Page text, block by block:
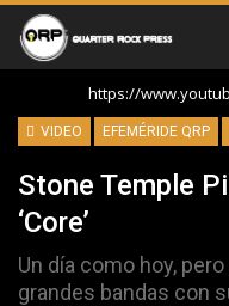
https://
VIDEO EFEMÉRIDE QRP
Stone Temple
‘Core’
Un día como hoy,
grandes bandas con